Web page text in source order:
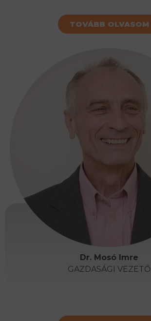
TOVÁBB OLVASOM
Dr. Mosó Imre
GAZDASÁGI VEZETŐ